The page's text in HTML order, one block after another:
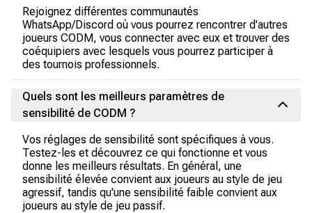
Rejoignez différentes communautés
WhatsApp/Discord où vous pourrez rencontrer d'autres
joueurs CODM, vous connecter avec eux et trouver des
coéquipiers avec lesquels vous pourrez participer à
des tournois professionnels.
Quels sont les meilleurs paramètres de
sensibilité de CODM ?
Vos réglages de sensibilité sont spécifiques à vous.
Testez-les et découvrez ce qui fonctionne et vous
donne les meilleurs résultats. En général, une
sensibilité élevée convient aux joueurs au style de jeu
agressif, tandis qu'une sensibilité faible convient aux
joueurs au style de jeu passif.